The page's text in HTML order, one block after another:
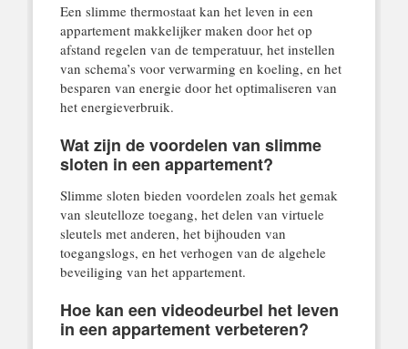
Een slimme thermostaat kan het leven in een
appartement makkelijker maken door het op
afstand regelen van de temperatuur, het instellen
van schema’s voor verwarming en koeling, en het
besparen van energie door het optimaliseren van
het energieverbruik.
Wat zijn de voordelen van slimme
sloten in een appartement?
Slimme sloten bieden voordelen zoals het gemak
van sleutelloze toegang, het delen van virtuele
sleutels met anderen, het bijhouden van
toegangslogs, en het verhogen van de algehele
beveiliging van het appartement.
Hoe kan een videodeurbel het leven
in een appartement verbeteren?